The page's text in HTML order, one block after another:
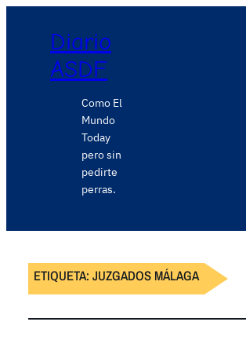
Diario
ASDF
Como El
Mundo
Today
pero sin
pedirte
perras.
ETIQUETA:JUZGADOS MÁLAGA